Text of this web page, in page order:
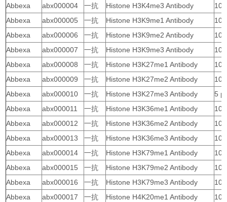
Abbexa abx000004 一抗 Histone H3K4me3 Antibody
10
Abbexa
abx000005 一抗 Histone H3K9me1 Antibody
10
Abbexa
abx000006 一抗 Histone H3K9me2 Antibody
10
Abbexa
abx000007 一抗 Histone H3K9me3 Antibody
10
Abbexa
abx000008 一抗 Histone H3K27me1 Antibody
10
Abbexa
abx000009 一抗 Histone H3K27me2 Antibody
10
Abbexa
abx000010 一抗 Histone H3K27me3 Antibody
5 μl
Abbexa
abx000011 一抗 Histone H3K36me1 Antibody
10
Abbexa
abx000012 一抗 Histone H3K36me2 Antibody
10
Abbexa
abx000013 一抗 Histone H3K36me3 Antibody
10
Abbexa
abx000014 一抗 Histone H3K79me1 Antibody
10
Abbexa
abx000015 一抗 Histone H3K79me2 Antibody
10
Abbexa
abx000016 一抗 Histone H3K79me3 Antibody
10
Abbexa
abx000017 一抗 Histone H4K20me1 Antibody
10